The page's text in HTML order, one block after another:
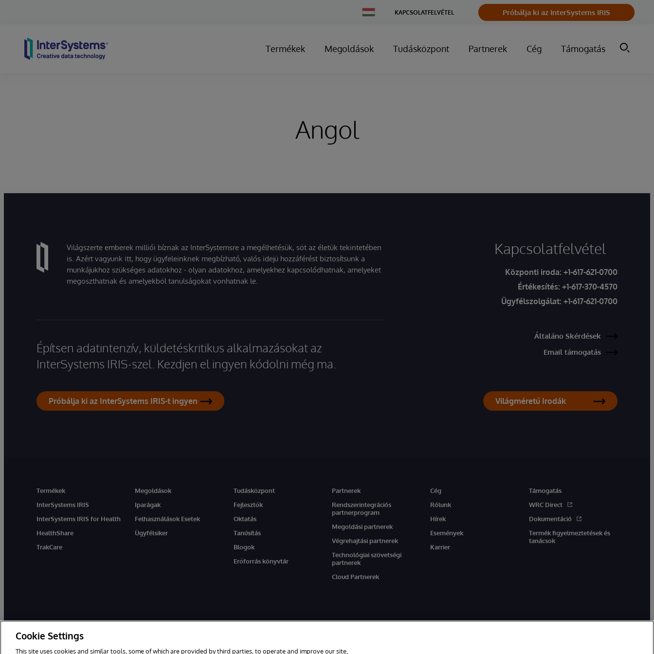
Change
Country
KAPCSOLATFELVÉTEL Próbálja ki az InterSystems IRIS
Termékek Megoldások Tudásközpont Partnerek Cég Támogatás
Angol
Világszerte emberek milliói bíznak az InterSystemsre a megélhetésük, sőt az életük tekintetében
is. Azért vagyunk itt, hogy ügyfeleinknek megbízható, valós idejű hozzáférést biztosítsunk a
munkájukhoz szükséges adatokhoz - olyan adatokhoz, amelyekhez kapcsolódhatnak, amelyeket
megoszthatnak és amelyekből tanulságokat vonhatnak le.
Építsen adatintenzív, küldetéskritikus alkalmazásokat az
InterSystems IRIS-szel. Kezdjen el ingyen kódolni még ma.
Próbálja ki az InterSystems IRIS-t ingyen
Kapcsolatfelvétel
Központi iroda: +1-617-621-0700
Értékesítés: +1-617-370-4570
Ügyfélszolgálat: +1-617-621-0700
Általáno Skérdések
Email támogatás
Világméretű Irodák
Termékek
InterSystems IRIS
InterSystems IRIS for Health
HealthShare
TrakCare
Megoldások
Iparágak
Felhasználások Esetek
Ügyfélsiker
Tudásközpont
Fejlesztők
Oktatás
Tanúsítás
Blogok
Erőforrás könyvtár
Partnerek
Rendszerintegrációs
partnerprogram
Megoldási partnerek
Végrehajtási partnerek
Technológiai szövetségi
partnerek
Cloud Partnerek
Cég
Rólunk
Hírek
Események
Karrier
Támogatás
WRC Direct
Dokumentáció
Termék figyelmeztetések és
tanácsok
Ez a weboldal gépi fordítást használ. Bármilyen fordítási konfliktus esetén az oldal angol nyelvű változata élvez elsőbbséget.
Cookie Settings
This site uses cookies and similar tools, some of which are provided by third parties, to operate and improve our site,